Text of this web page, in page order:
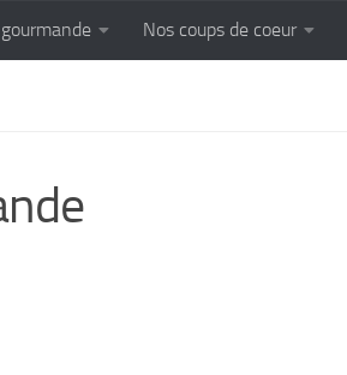
FRONTIERES
Nos coups de coeur